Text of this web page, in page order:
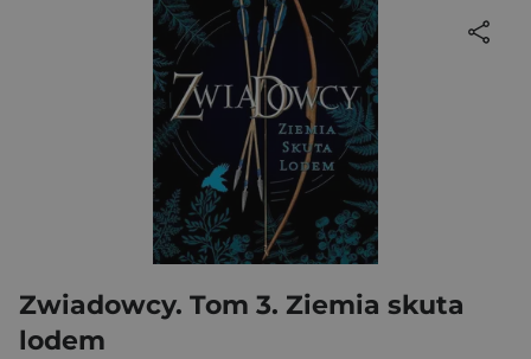
Zwiadowcy. Tom 3. Ziemia skuta
lodem